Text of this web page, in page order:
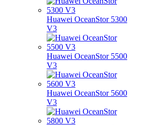
Huawei OceanStor 5300
V3
Huawei OceanStor 5500
V3
Huawei OceanStor 5600
V3